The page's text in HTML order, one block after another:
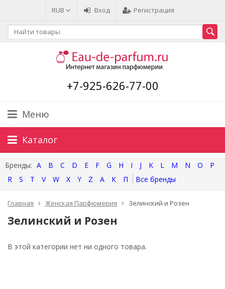
RUB Вход Регистрация
+7-925-626-77-00
Меню
Каталог
A B C D E F G H I J K L M N O
P
R
S T V W X Y Z А К П
Главная Женская Парфюмерия Зелинский и Розен
Зелинский и Розен
В этой категории нет ни одного товара.